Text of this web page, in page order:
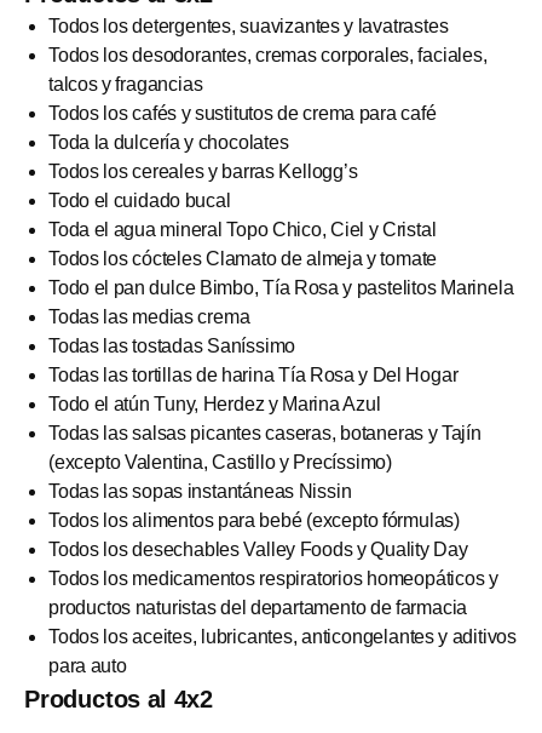
Todos los detergentes, suavizantes y lavatrastes
Todos los desodorantes, cremas corporales, faciales,
talcos y fragancias
Todos los cafés y sustitutos de crema para café
Toda la dulcería y chocolates
Todos los cereales y barras Kellogg’s
Todo el cuidado bucal
Toda el agua mineral Topo Chico, Ciel y Cristal
Todos los cócteles Clamato de almeja y tomate
Todo el pan dulce Bimbo, Tía Rosa y pastelitos Marinela
Todas las medias crema
Todas las tostadas Saníssimo
Todas las tortillas de harina Tía Rosa y Del Hogar
Todo el atún Tuny, Herdez y Marina Azul
Todas las salsas picantes caseras, botaneras y Tajín
(excepto Valentina, Castillo y Precíssimo)
Todas las sopas instantáneas Nissin
Todos los alimentos para bebé (excepto fórmulas)
Todos los desechables Valley Foods y Quality Day
Todos los medicamentos respiratorios homeopáticos y
productos naturistas del departamento de farmacia
Todos los aceites, lubricantes, anticongelantes y aditivos
para auto
Productos al 4x2